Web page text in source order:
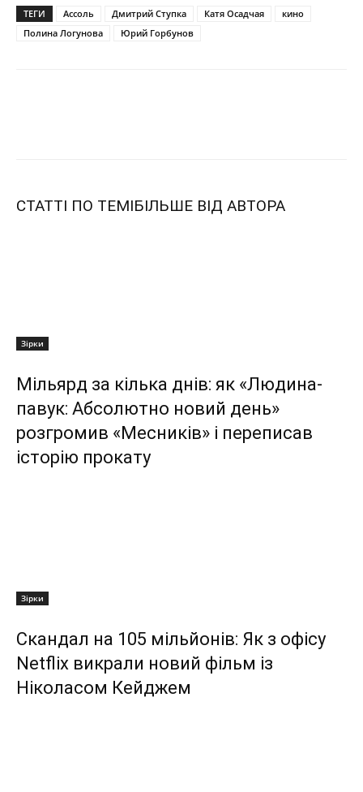
ТЕГИ Ассоль Дмитрий Ступка Катя Осадчая
кино
Полина Логунова
Юрий Горбунов
СТАТТІ ПО ТЕМІБІЛЬШЕ ВІД АВТОРА
Зірки
Мільярд за кілька днів: як «Людина-
павук: Абсолютно новий день»
розгромив «Месників» і переписав
історію прокату
Зірки
Скандал на 105 мільйонів: Як з офісу
Netflix викрали новий фільм із
Ніколасом Кейджем